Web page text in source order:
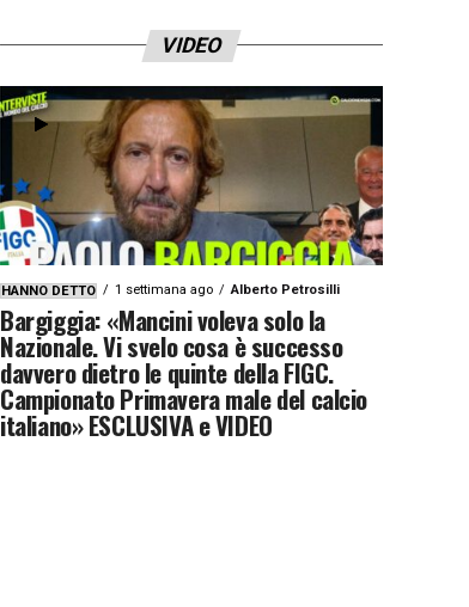
VIDEO
HANNO DETTO 1 settimana ago Alberto Petrosilli
Bargiggia: «Mancini voleva solo la
Nazionale. Vi svelo cosa è successo
davvero dietro le quinte della FIGC.
Campionato Primavera male del calcio
italiano» ESCLUSIVA e VIDEO